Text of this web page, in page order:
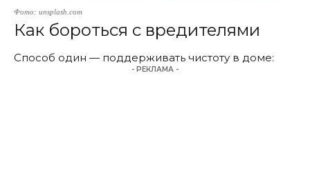
Фото: unsplash.com
Как бороться с вредителями
Способ один — поддерживать чистоту в доме:
- РЕКЛАМА -